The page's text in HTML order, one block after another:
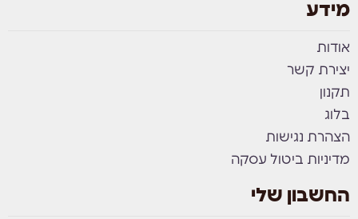
מידע
אודות
יצירת קשר
תקנון
בלוג
הצהרת נגישות
מדיניות ביטול עסקה
החשבון שלי